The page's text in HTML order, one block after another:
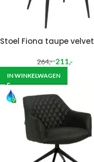
Stoel Fiona taupe velvet
264,- 211,-
IN WINKELWAGEN